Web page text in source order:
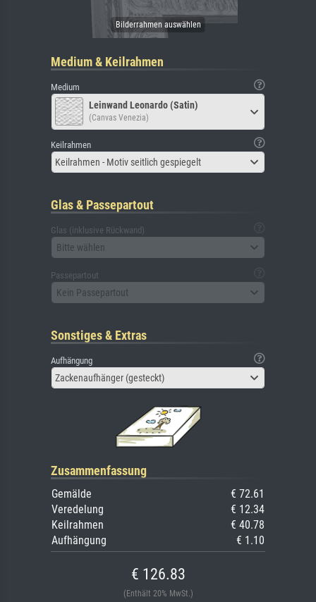
Medium & Keilrahmen
Medium
Leinwand Leonardo (Satin)
(Canvas Venezia)
Keilrahmen
Keilrahmen - Motiv seitlich gespiegelt
Glas & Passepartout
Glas (inklusive Rückwand)
Bitte wählen
Passepartout
Kein Passepartout
Sonstiges & Extras
Aufhängung
Zackenaufhänger (gesteckt)
Zusammenfassung
Gemälde
€ 72.61
Veredelung
€ 12.34
Keilrahmen
€ 40.78
Aufhängung
€ 1.10
€ 126.83
(Enthält 20% MwSt.)